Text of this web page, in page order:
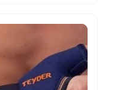
tot
€ 79,95